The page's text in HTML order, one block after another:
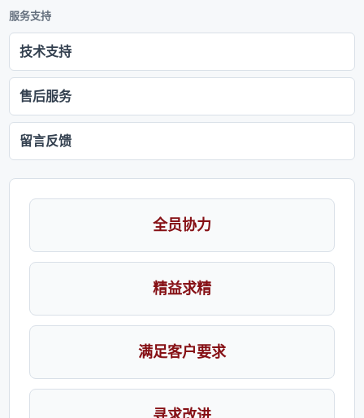
服务支持
技术支持
售后服务
留言反馈
全员协力
精益求精
满足客户要求